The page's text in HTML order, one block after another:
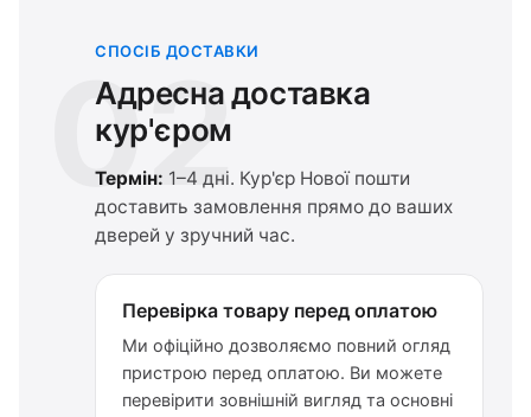
02
СПОСІБ ДОСТАВКИ
Адресна доставка
кур'єром
Термін: 1–4 дні. Кур'єр Нової пошти
доставить замовлення прямо до ваших
дверей у зручний час.
Перевірка товару перед оплатою
Ми офіційно дозволяємо повний огляд
пристрою перед оплатою. Ви можете
перевірити зовнішній вигляд та основні